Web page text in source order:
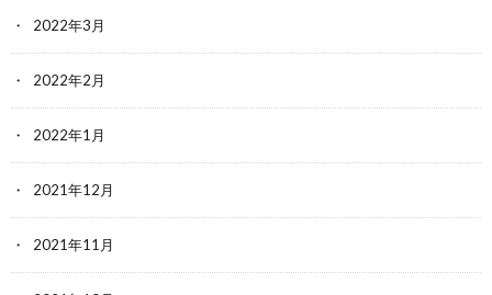
2022年3月
2022年2月
2022年1月
2021年12月
2021年11月